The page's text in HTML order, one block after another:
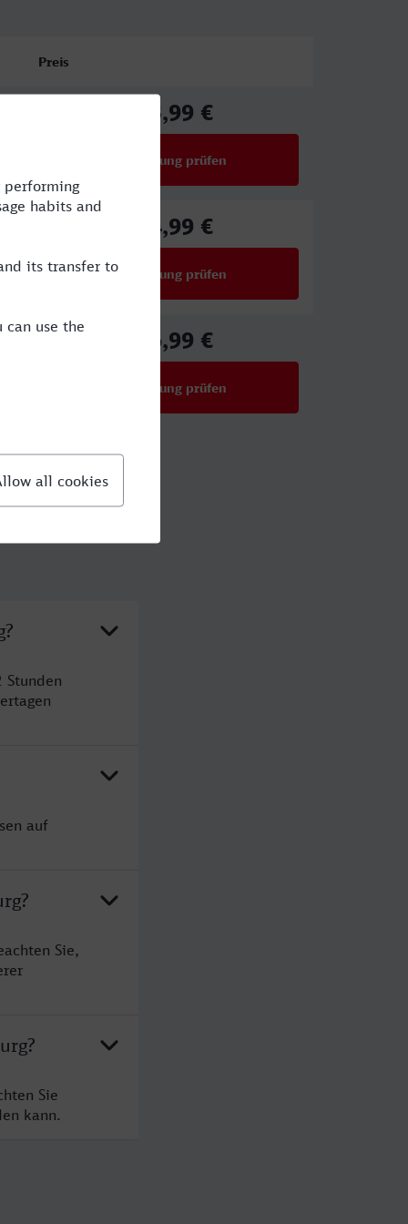
Preis
33,99 €
Verbindung prüfen
44,99 €
Verbindung prüfen
36,99 €
Verbindung prüfen
Stunden
auf
Sie,
Sie
kann.